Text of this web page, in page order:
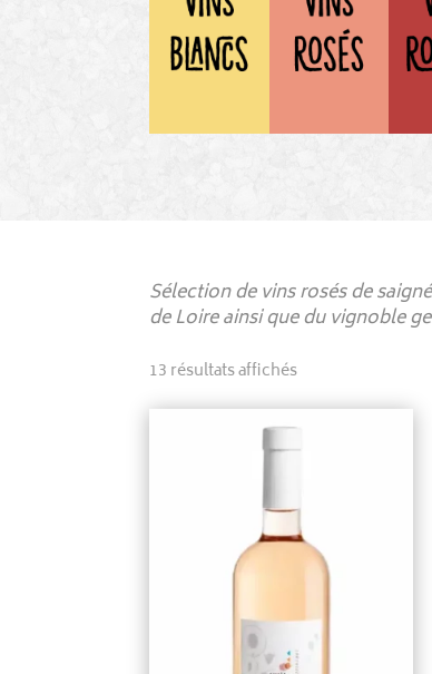
Sélection de vins rosés de
de Loire ainsi que du vignoble
13 résultats affichés